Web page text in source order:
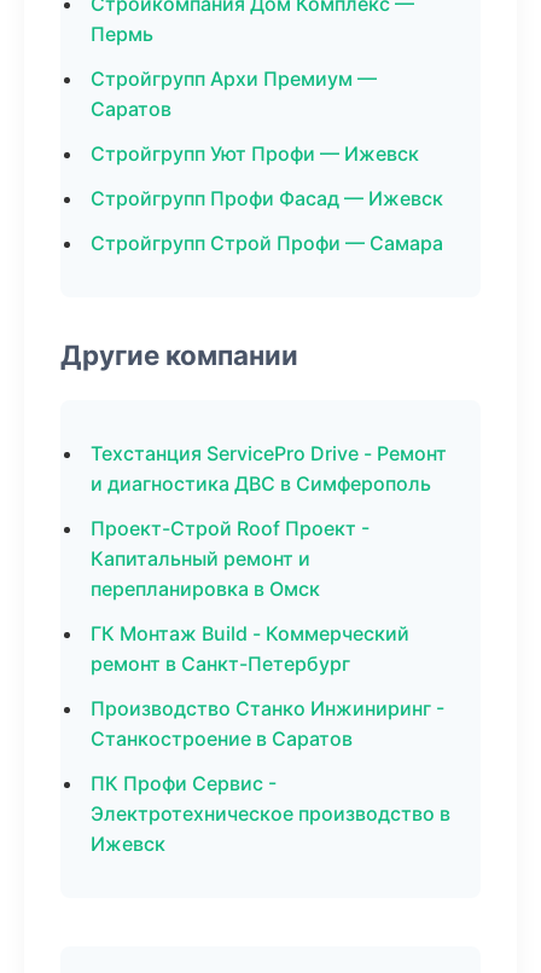
Пермь
Стройгрупп Архи Премиум —
Саратов
Стройгрупп Уют Профи — Ижевск
Стройгрупп Профи Фасад — Ижевск
Стройгрупп Строй Профи — Самара
Другие компании
Техстанция ServicePro Drive - Ремонт
и диагностика ДВС в Симферополь
Проект-Строй Roof Проект -
Капитальный ремонт и
перепланировка в Омск
ГК Монтаж Build - Коммерческий
ремонт в Санкт-Петербург
Производство Станко Инжиниринг -
Станкостроение в Саратов
ПК Профи Сервис -
Электротехническое производство в
Ижевск